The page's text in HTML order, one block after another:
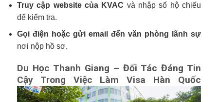
Truy cập website của KVAC và nhập số hộ chiếu
để kiểm tra.
Gọi điện hoặc gửi email đến văn phòng lãnh sự
nơi nộp hồ sơ.
Du Học Thanh Giang – Đối Tác Đáng Tin
Cậy Trong Việc Làm Visa Hàn Quốc